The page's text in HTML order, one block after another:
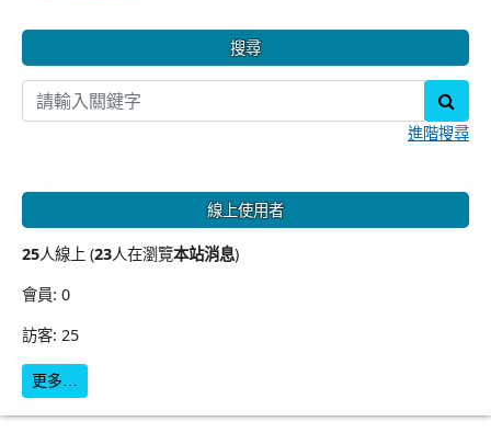
搜尋
進階搜尋
線上使用者
25人線上 (23人在瀏覽本站消息)
會員: 0
訪客: 25
更多…